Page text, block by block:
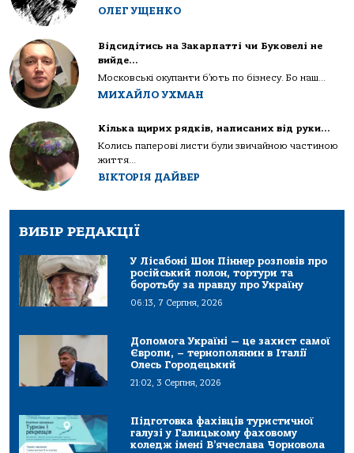
ОЛЕГ УЩЕНКО
Відсидітись на Закарпатті чи Буковелі не
вийде…
Московські окупанти б’ють по бізнесу. Бо наш...
МИХАЙЛО УХМАН
Кілька щирих рядків, написаних від руки…
Колись паперові листи були звичайною частиною
життя...
ВІКТОРІЯ ДАЙВЕР
ВИБІР РЕДАКЦІЇ
У Лісабоні Шон Піннер розповів про
російський полон, тортури та
боротьбу за правду про Україну
06:13, 7 Серпня, 2026
Допомога Україні — це захист самої
Європи, – тернополянин в Італії
Олесь Городецький
21:02, 3 Серпня, 2026
Підготовка фахівців туристичної
галузі у Галицькому фаховому
коледж імені В’ячеслава Чорновола